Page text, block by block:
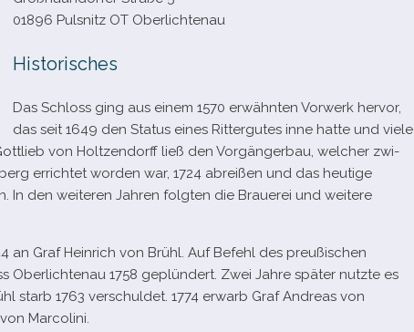
01896 Pulsnitz OT Oberlichtenau
Historisches
Das Schloss ging aus einem 1570 erwähn­ten Vorwerk her­vor,
das seit 1649 den Status eines Rittergutes inne hatte und viele
von Holtzendorff ließ den Vorgängerbau, wel­cher zwi­
errich­tet wor­den war, 1724 abrei­ßen und das heu­tige
In den wei­te­ren Jahren folg­ten die Brauerei und wei­tere
an Graf Heinrich von Brühl. Auf Befehl des preu­ßi­schen
Oberlichtenau 1758 geplün­dert. Zwei Jahre spä­ter nutzte es
starb 1763 ver­schul­det. 1774 erwarb Graf Andreas von
Marcolini.